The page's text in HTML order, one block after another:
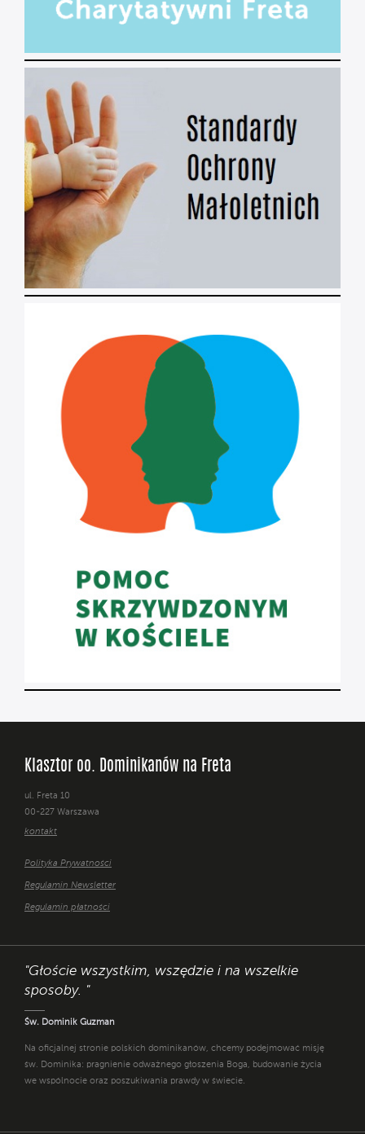
Klasztor oo. Dominikanów na Freta
ul. Freta 10
00-227 Warszawa
kontakt
Polityka Prywatności
Regulamin Newsletter
Regulamin płatności
"Głoście wszystkim, wszędzie i na wszelkie
sposoby. "
Św. Dominik Guzman
Na oficjalnej stronie polskich dominikanów, chcemy podejmować misję
św. Dominika: pragnienie odważnego głoszenia Boga, budowanie życia
we wspólnocie oraz poszukiwania prawdy w świecie.